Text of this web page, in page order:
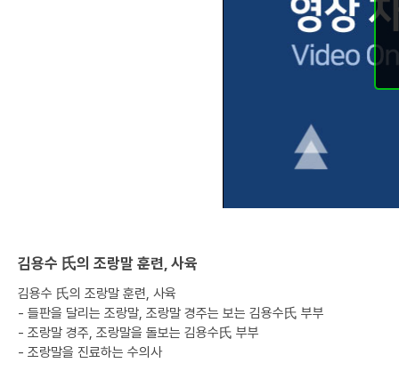
김용수 氏의 조랑말 훈련, 사육
김용수 氏의 조랑말 훈련, 사육
- 들판을 달리는 조랑말, 조랑말 경주는 보는 김용수氏 부부
- 조랑말 경주, 조랑말을 돌보는 김용수氏 부부
- 조랑말을 진료하는 수의사